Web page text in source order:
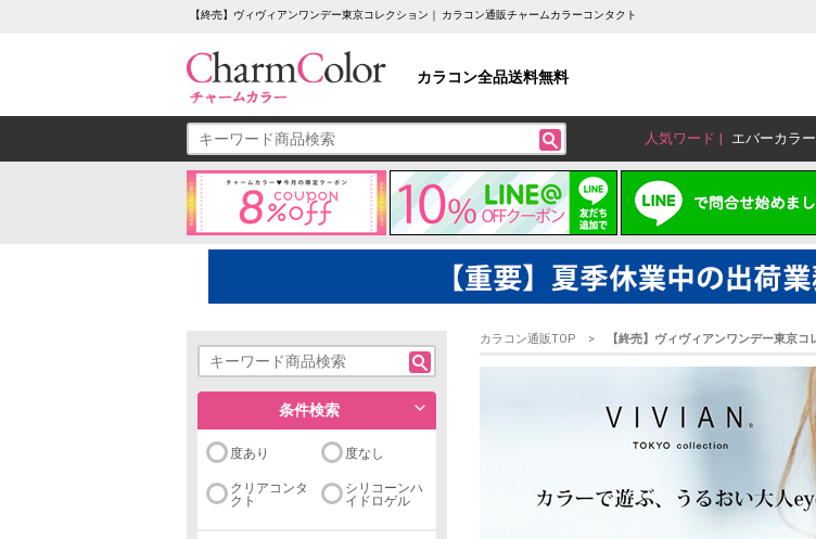
【終売】ヴィヴィアンワンデー東京コレクション｜ カラコン通販チャームカラーコンタクト
カラコン全品送料無料
人気ワード エバーカラー
条件検索
度あり 度なし
クリアコンタ
クト
シリコーンハ
イドロゲル
カラコン通販TOP 【終売】ヴィヴィアンワンデー東京コ